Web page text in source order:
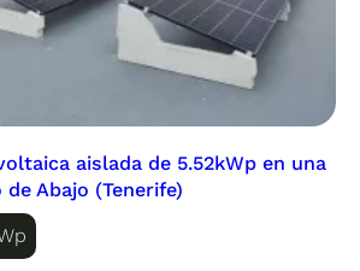
aislada de 5.52kWp en una
Abajo (Tenerife)